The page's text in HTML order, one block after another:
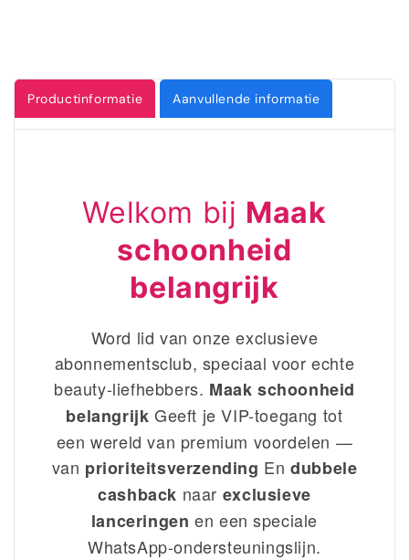
Productinformatie Aanvullende informatie
Welkom bij Maak
schoonheid
belangrijk
Word lid van onze exclusieve
abonnementsclub, speciaal voor echte
beauty-liefhebbers. Maak schoonheid
belangrijk Geeft je VIP-toegang tot
een wereld van premium voordelen —
van prioriteitsverzending Endubbele
cashback naar exclusieve
lanceringen en een speciale
WhatsApp-ondersteuningslijn.